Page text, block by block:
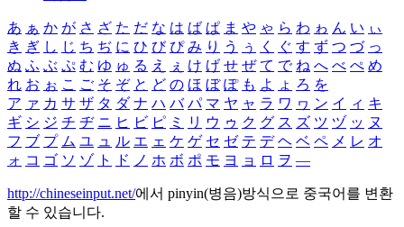
あ ぁ か が さ ざ た だ な は ば ぱ ま や ゃ ら わ ゎ ん い ぃ
き ぎ し じ ち ぢ に ひ び ぴ み り う ぅ く ぐ す ず つ づ っ
ぬ ふ ぶ ぷ む ゆ ゅ る え ぇ け げ せ ぜ て で ね へ べ ぺ め
れ お ぉ こ ご そ ぞ と ど の ほ ぼ ぽ も よ ょ ろ を
ア ァ カ サ ザ タ ダ ナ ハ バ パ マ ヤ ャ ラ ワ ヮ ン イ ィ キ
ギ シ ジ チ ヂ ニ ヒ ビ ピ ミ リ ウ ゥ ク グ ス ズ ツ ヅ ッ ヌ
フ ブ プ ム ユ ュ ル エ ェ ケ ゲ セ ゼ テ デ ヘ ベ ペ メ レ オ
ォ コ ゴ ソ ゾ ト ド ノ ホ ボ ポ モ ヨ ョ ロ ヲ ―
http://chineseinput.net/에서 pinyin(병음)방식으로 중국어를 변환
할 수 있습니다.